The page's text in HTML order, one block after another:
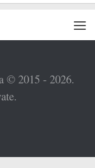
© 2015 - 2026.